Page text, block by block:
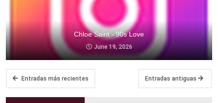
Chloe Saint - 90s Love
June 19, 2026
Entradas más recientes Entradas antiguas